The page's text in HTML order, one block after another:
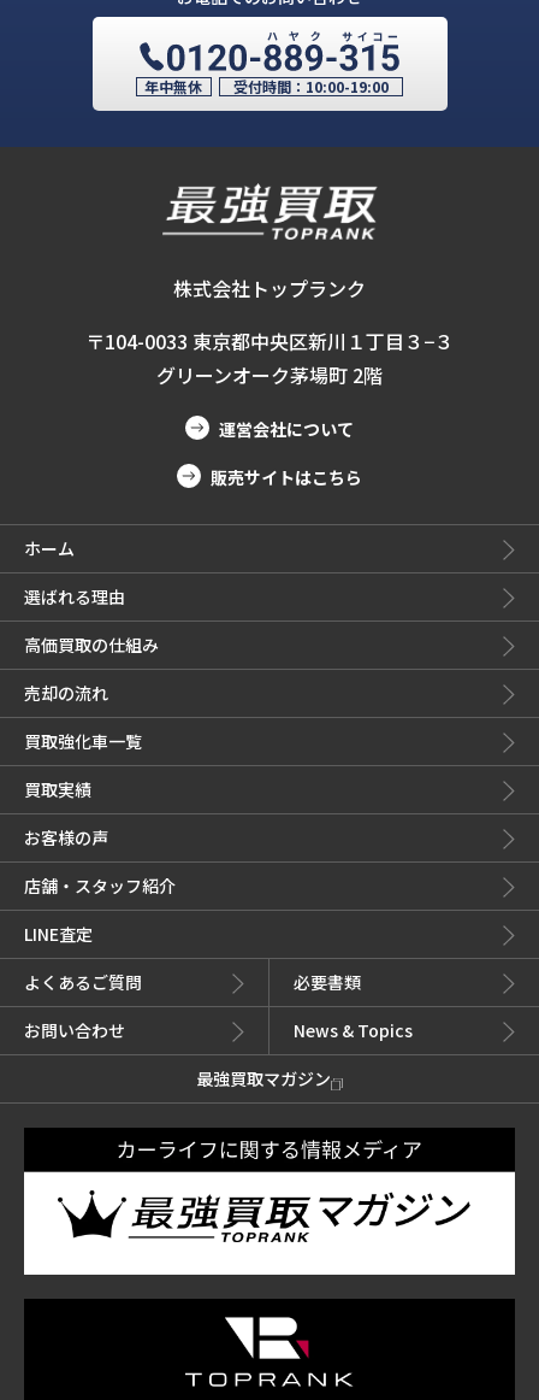
年中無休 受付時間： 10:00-19:00
株式会社トップランク
〒104-0033 東京都中央区新川１丁目３−３
グリーンオーク茅場町 2階
運営会社について
販売サイトはこちら
ホーム
選ばれる理由
高価買取の仕組み
売却の流れ
買取強化車一覧
買取実績
お客様の声
店舗・スタッフ紹介
LINE査定
よくあるご質問
必要書類
お問い合わせ
News & Topics
最強買取マガジン